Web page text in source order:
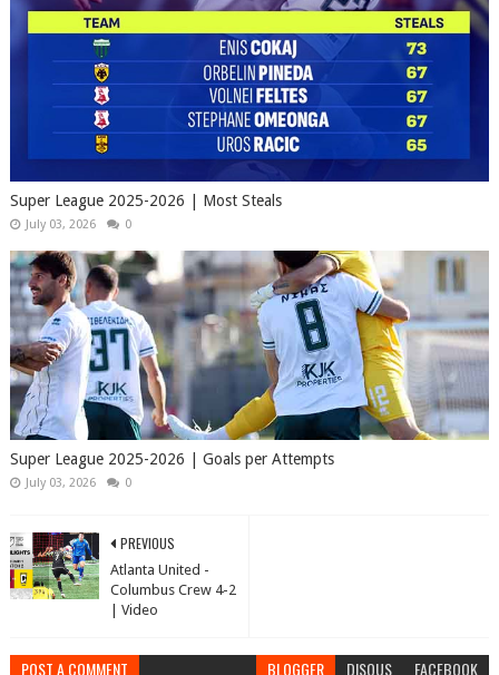
Super League 2025-2026 | Most Steals
July 03, 2026 0
Super League 2025-2026 | Goals per Attempts
July 03, 2026 0
PREVIOUS
Atlanta United -
Columbus Crew 4-2
| Video
POST A COMMENT BLOGGER DISQUS FACEBOOK